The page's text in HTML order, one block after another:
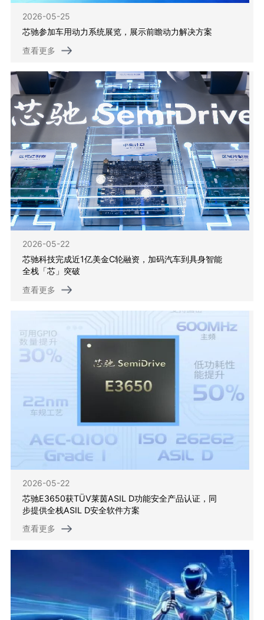
2026-05-25
芯驰参加车用动力系统展览，展示前瞻动力解决方案
查看更多
2026-05-22
芯驰科技完成近1亿美金C轮融资，加码汽车到具身智能
全栈「芯」突破
查看更多
2026-05-22
芯驰E3650获TÜV莱茵ASIL D功能安全产品认证，同
步提供全栈ASIL D安全软件方案
查看更多